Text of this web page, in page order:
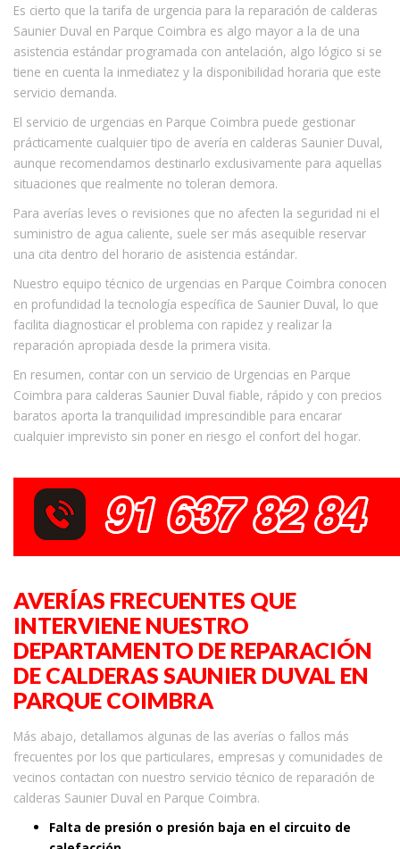
Es cierto que la tarifa de urgencia para la reparación de calderas
Saunier Duval en Parque Coimbra es algo mayor a la de una
asistencia estándar programada con antelación, algo lógico si se
tiene en cuenta la inmediatez y la disponibilidad horaria que este
servicio demanda.
El servicio de urgencias en Parque Coimbra puede gestionar
prácticamente cualquier tipo de avería en calderas Saunier Duval,
aunque recomendamos destinarlo exclusivamente para aquellas
situaciones que realmente no toleran demora.
Para averías leves o revisiones que no afecten la seguridad ni el
suministro de agua caliente, suele ser más asequible reservar
una cita dentro del horario de asistencia estándar.
Nuestro equipo técnico de urgencias en Parque Coimbra conocen
en profundidad la tecnología específica de Saunier Duval, lo que
facilita diagnosticar el problema con rapidez y realizar la
reparación apropiada desde la primera visita.
En resumen, contar con un servicio de Urgencias en Parque
Coimbra para calderas Saunier Duval fiable, rápido y con precios
baratos aporta la tranquilidad imprescindible para encarar
cualquier imprevisto sin poner en riesgo el confort del hogar.
AVERÍAS FRECUENTES QUE
INTERVIENE NUESTRO
DEPARTAMENTO DE REPARACIÓN
DE CALDERAS SAUNIER DUVAL EN
PARQUE COIMBRA
Más abajo, detallamos algunas de las averías o fallos más
frecuentes por los que particulares, empresas y comunidades de
vecinos contactan con nuestro servicio técnico de reparación de
calderas Saunier Duval en Parque Coimbra.
Falta de presión o presión baja en el circuito de